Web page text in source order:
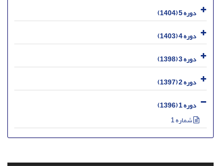
دوره 5 (1404)
دوره 4 (1403)
دوره 3 (1398)
دوره 2 (1397)
دوره 1 (1396)
شماره 1